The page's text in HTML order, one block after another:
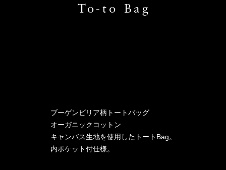
To-to Bag
ブーゲンビリア柄トートバッグ
オーガニックコットン
キャンバス生地を使用したトートBag。
内ポケット付仕様。